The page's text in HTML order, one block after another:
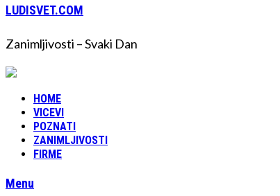
LUDISVET.COM
Zanimljivosti – Svaki Dan
HOME
VICEVI
POZNATI
ZANIMLJIVOSTI
FIRME
Menu